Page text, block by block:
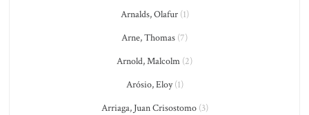
Arnalds, Olafur(1)
Arne, Thomas (7)
Arnold, Malcolm (2)
Arósio, Eloy(1)
Arriaga, Juan Crisostomo(3)